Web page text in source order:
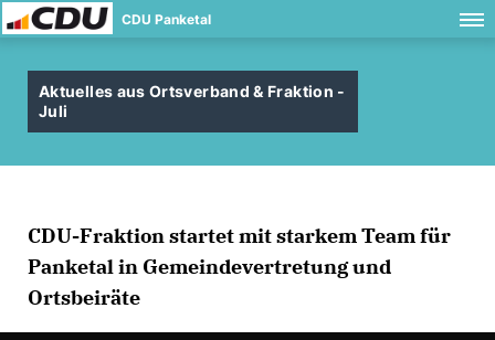
CDU Panketal
Aktuelles aus Ortsverband & Fraktion -
Juli
CDU-Fraktion startet mit starkem Team für
Panketal in Gemeindevertretung und
Ortsbeiräte